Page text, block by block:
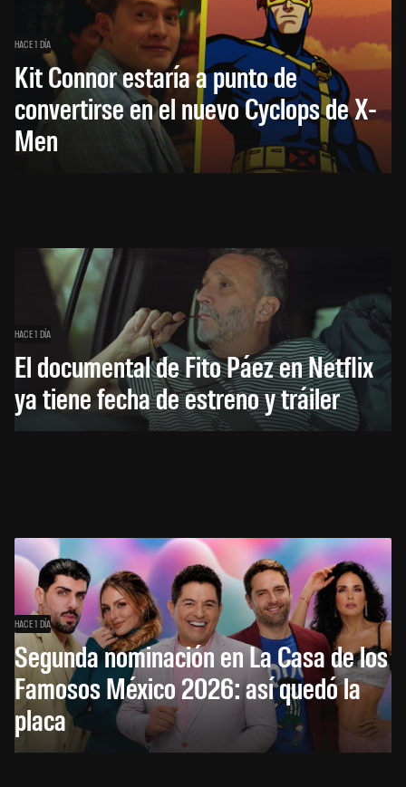
HACE 1 DÍA
Kit Connor estaría a punto de
convertirse en el nuevo Cyclops de X-
Men
HACE 1 DÍA
El documental de Fito Páez en Netflix
ya tiene fecha de estreno y tráiler
HACE 1 DÍA
Segunda nominación en La Casa de los
Famosos México 2026: así quedó la
placa